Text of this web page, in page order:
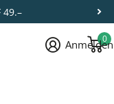
49.–
Anmelden
0